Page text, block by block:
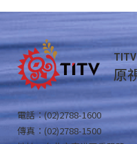
TITV
原
電話：(02)2788-1600
傳真：(02)2788-1500